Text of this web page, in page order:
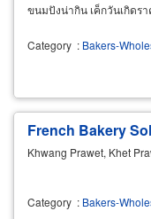
ขนมปังน่ากิน เค็กวันเกิดร
Category : Bakers-
French Bakery
Khwang Prawet, Khet
Category : Bakers-